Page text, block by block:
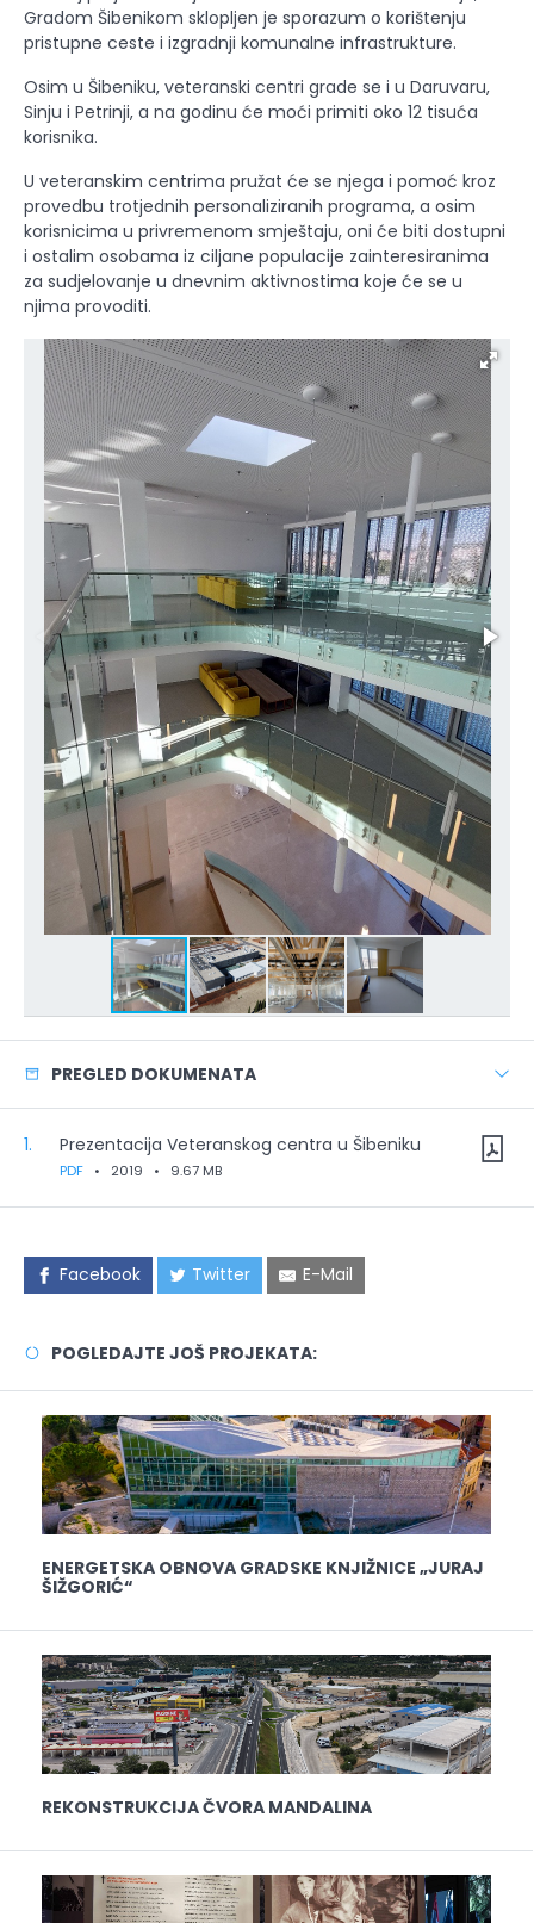
Gradom Šibenikom sklopljen je sporazum o korištenju
pristupne ceste i izgradnji komunalne infrastrukture.
Osim u Šibeniku, veteranski centri grade se i u Daruvaru,
Sinju i Petrinji, a na godinu će moći primiti oko 12 tisuća
korisnika.
U veteranskim centrima pružat će se njega i pomoć kroz
provedbu trotjednih personaliziranih programa, a osim
korisnicima u privremenom smještaju, oni će biti dostupni
i ostalim osobama iz ciljane populacije zainteresiranima
za sudjelovanje u dnevnim aktivnostima koje će se u
njima provoditi.
PREGLED DOKUMENATA
1. Prezentacija Veteranskog centra u Šibeniku
PDF • 2019 • 9.67 MB
Facebook Twitter E-Mail
POGLEDAJTE JOŠ PROJEKATA:
ENERGETSKA OBNOVA GRADSKE KNJIŽNICE „JURAJ
ŠIŽGORIĆ“
REKONSTRUKCIJA ČVORA MANDALINA